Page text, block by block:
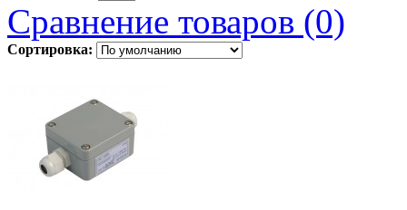
Сравнение товаров (0)
Сортировка: